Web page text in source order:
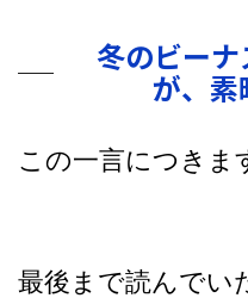
冬のビー
が、素
この一言につきま
最後まで読んでい